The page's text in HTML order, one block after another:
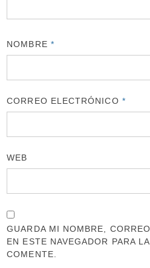
NOMBRE *
CORREO ELECTRÓNICO *
WEB
GUARDA MI NOMBRE,
EN ESTE NAVEGADOR PARA
COMENTE.